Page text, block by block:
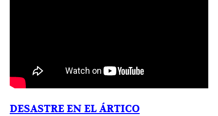
DESASTRE EN EL ÁRTICO